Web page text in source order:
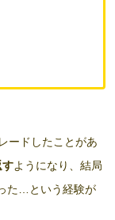
ードしたことがあ
すようになり、結局
た…という経験が